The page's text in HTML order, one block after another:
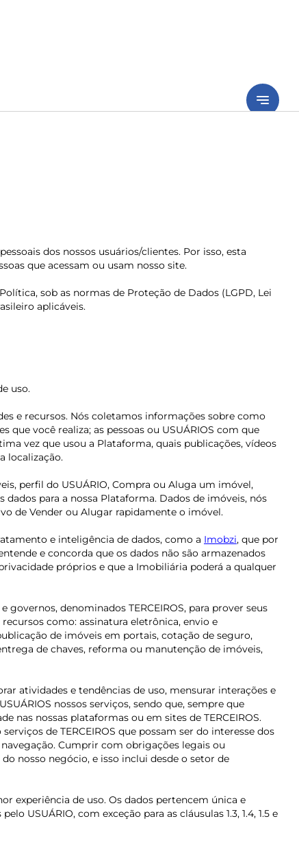
notes
dos nossos usuários/clientes. Por isso, esta
que acessam ou usam nosso site.
sob as normas de Proteção de Dados (LGPD, Lei
aplicáveis.
uso.
e recursos. Nós coletamos informações sobre como
você realiza; as pessoas ou USUÁRIOS com que
vez que usou a Plataforma, quais publicações, vídeos
localização.
perfil do USUÁRIO, Compra ou Aluga um imóvel,
para a nossa Plataforma. Dados de imóveis, nós
de Vender ou Alugar rapidamente o imóvel.
e inteligência de dados, como a Imobzi, que por
e concorda que os dados não são armazenados
próprios e que a Imobiliária poderá a qualquer
denominados TERCEIROS, para prover seus
como: assinatura eletrônica, envio e
de imóveis em portais, cotação de seguro,
de chaves, reforma ou manutenção de imóveis,
atividades e tendências de uso, mensurar interações e
nossos serviços, sendo que, sempre que
nas nossas plataformas ou em sites de TERCEIROS.
de TERCEIROS que possam ser do interesse dos
Cumprir com obrigações legais ou
nosso negócio, e isso inclui desde o setor de
experiência de uso. Os dados pertencem única e
USUÁRIO, com exceção para as cláusulas 1.3, 1.4, 1.5 e